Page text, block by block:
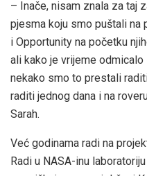
– Inače, nisam znala za taj
pjesma koju smo puštali
i Opportunity na početku
ali kako je vrijeme
nekako smo to prestali
raditi jednog dana i na
Sarah.
Već godinama radi na
Radi u NASA-inu